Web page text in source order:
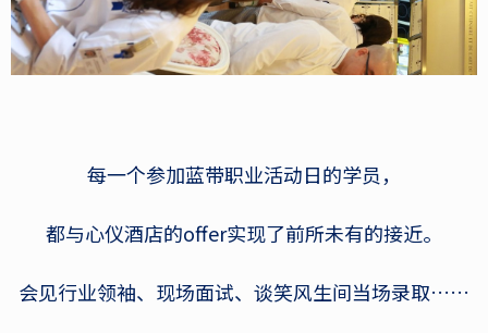
每一个参加蓝带职业活动日的学员，
都与心仪酒店的offer实现了前所未有的接近。
会见行业领袖、现场面试、谈笑风生间当场录取……